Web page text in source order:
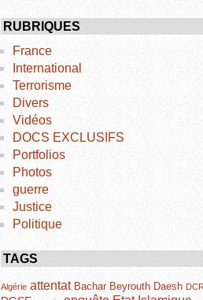
RUBRIQUES
France
International
Terrorisme
Divers
Vidéos
DOCS EXCLUSIFS
Portfolios
Photos
guerre
Justice
Politique
TAGS
Algérie attentat Bachar Beyrouth Daesh